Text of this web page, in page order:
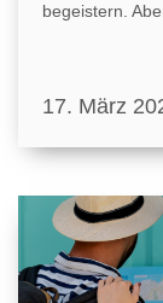
begeistern.
17. März